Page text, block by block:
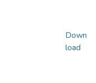
Down
load